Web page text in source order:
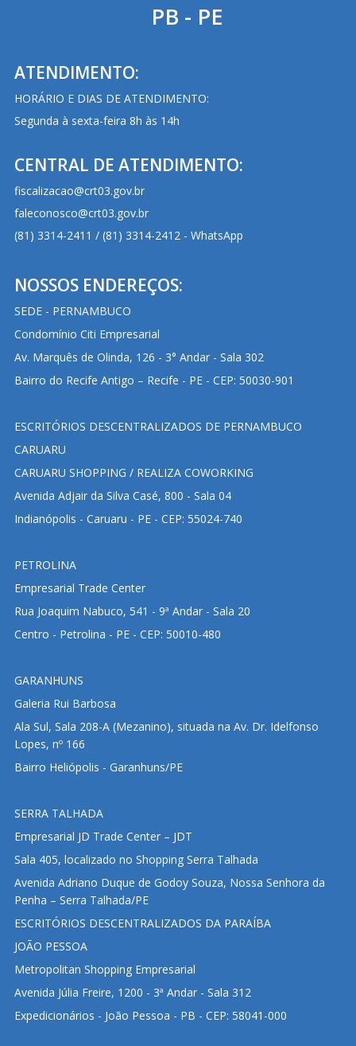
PB - PE
ATENDIMENTO:
HORÁRIO E DIAS DE ATENDIMENTO:
Segunda à sexta-feira 8h às 14h
CENTRAL DE ATENDIMENTO:
fiscalizacao@crt03.gov.br
faleconosco@crt03.gov.br
(81) 3314-2411 / (81) 3314-2412 - WhatsApp
NOSSOS ENDEREÇOS:
SEDE - PERNAMBUCO
Condomínio Citi Empresarial
Av. Marquês de Olinda, 126 - 3° Andar - Sala 302
Bairro do Recife Antigo – Recife - PE - CEP: 50030-901
ESCRITÓRIOS DESCENTRALIZADOS DE PERNAMBUCO
CARUARU
CARUARU SHOPPING / REALIZA COWORKING
Avenida Adjair da Silva Casé, 800 - Sala 04
Indianópolis - Caruaru - PE - CEP: 55024-740
PETROLINA
Empresarial Trade Center
Rua Joaquim Nabuco, 541 - 9ª Andar - Sala 20
Centro - Petrolina - PE - CEP: 50010-480
GARANHUNS
Galeria Rui Barbosa
Ala Sul, Sala 208-A (Mezanino), situada na Av. Dr. Idelfonso
Lopes, nº 166
Bairro Heliópolis - Garanhuns/PE
SERRA TALHADA
Empresarial JD Trade Center – JDT
Sala 405, localizado no Shopping Serra Talhada
Avenida Adriano Duque de Godoy Souza, Nossa Senhora da
Penha – Serra Talhada/PE
ESCRITÓRIOS DESCENTRALIZADOS DA PARAÍBA
JOÃO PESSOA
Metropolitan Shopping Empresarial
Avenida Júlia Freire, 1200 - 3ª Andar - Sala 312
Expedicionários - João Pessoa - PB - CEP: 58041-000